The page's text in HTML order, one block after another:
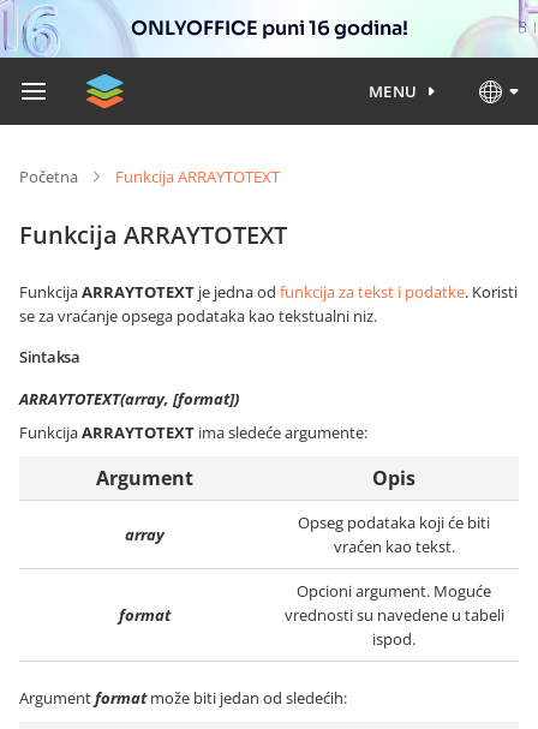
ONLYOFFICE puni 16 godina!
MENU
Početna Funkcija ARRAYTOTEXT
Funkcija ARRAYTOTEXT
FunkcijaARRAYTOTEXT je jedna od funkcija za tekst i podatke. Koristi
se za vraćanje opsega podataka kao tekstualni niz.
Sintaksa
ARRAYTOTEXT(array, [format])
FunkcijaARRAYTOTEXT ima sledeće argumente:
Argument Opis
array
Opseg podataka koji će biti
vraćen kao tekst.
format
Opcioni argument. Moguće
vrednosti su navedene u tabeli
ispod.
Argumentformatmože biti jedan od sledećih: